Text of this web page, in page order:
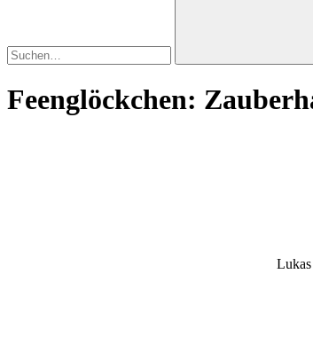
Feenglöckchen: